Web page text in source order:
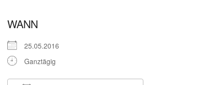
WANN
25.05.2016
Ganztägig